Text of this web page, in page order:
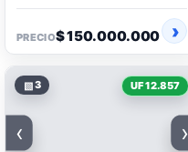
PRECIO$ 150.000.000
▧3 UF 12.857
‹ ›